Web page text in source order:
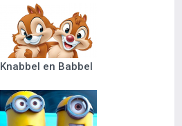
Knabbel en Babbel